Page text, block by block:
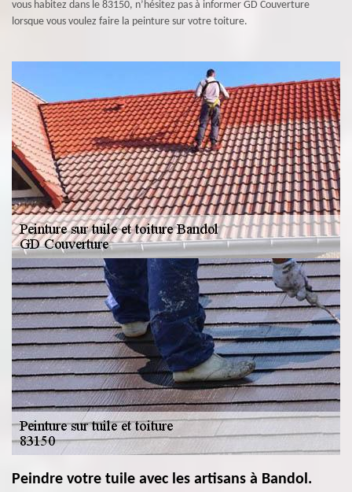
vous habitez dans le 83150, n’hésitez pas à informer GD Couverture
lorsque vous voulez faire la peinture sur votre toiture.
Peindre votre tuile avec les artisans à Bandol.